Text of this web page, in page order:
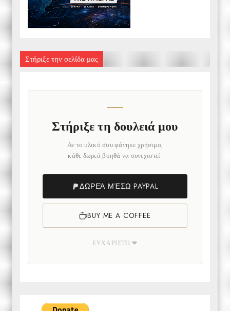
Στήριξε την σελίδα μας
Στήριξε τη δουλειά μου
Αν το υλικό σου φάνηκε χρήσιμο,
κάθε δωρεά βοηθά να συνεχιστεί.
ΔΩΡΕΆ ΜΈΣΩ PAYPAL
BUY ME A COFFEE
ΕΥΧΑΡΙΣΤΏ ❤